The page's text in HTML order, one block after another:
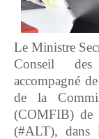
Le Ministre
Conseil des
accompagné
de la
(COMFIB) de
(#ALT), dans